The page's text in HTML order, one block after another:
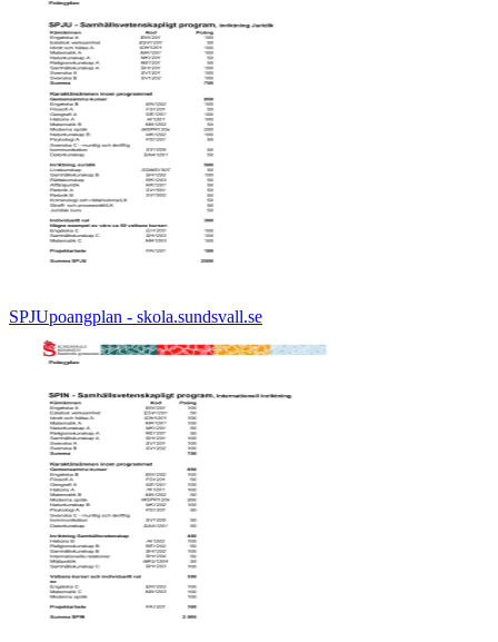
SPJUpoangplan - skola.sundsvall.se